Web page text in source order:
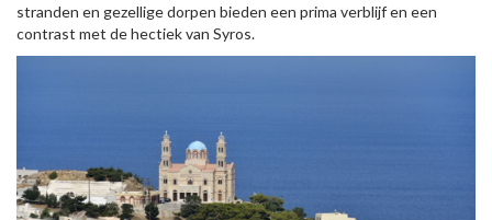
stranden en gezellige dorpen bieden een prima verblijf en een
contrast met de hectiek van Syros.